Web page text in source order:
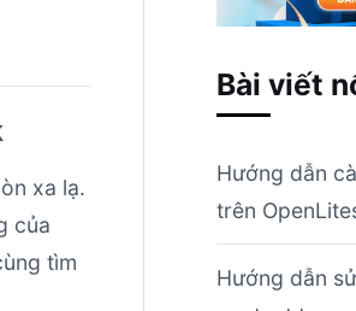
xa lạ.
của
tìm
Bài viết
Hướng dẫn
trên
Hướng dẫn